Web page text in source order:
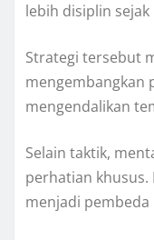
lebih disiplin
Strategi tersebut
mengembangkan
mengendalikan
Selain taktik,
perhatian khusus.
menjadi